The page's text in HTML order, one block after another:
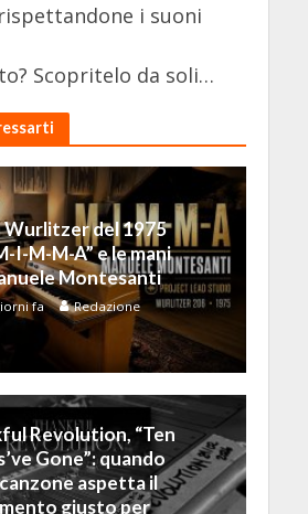
i suoni
Scopritelo da soli…
Wurlitzer del 1975
I-M-M-A” e le mani
Montesanti
fa Redazione
Revolution, “Ten
Gone”: quando
aspetta il
giusto per